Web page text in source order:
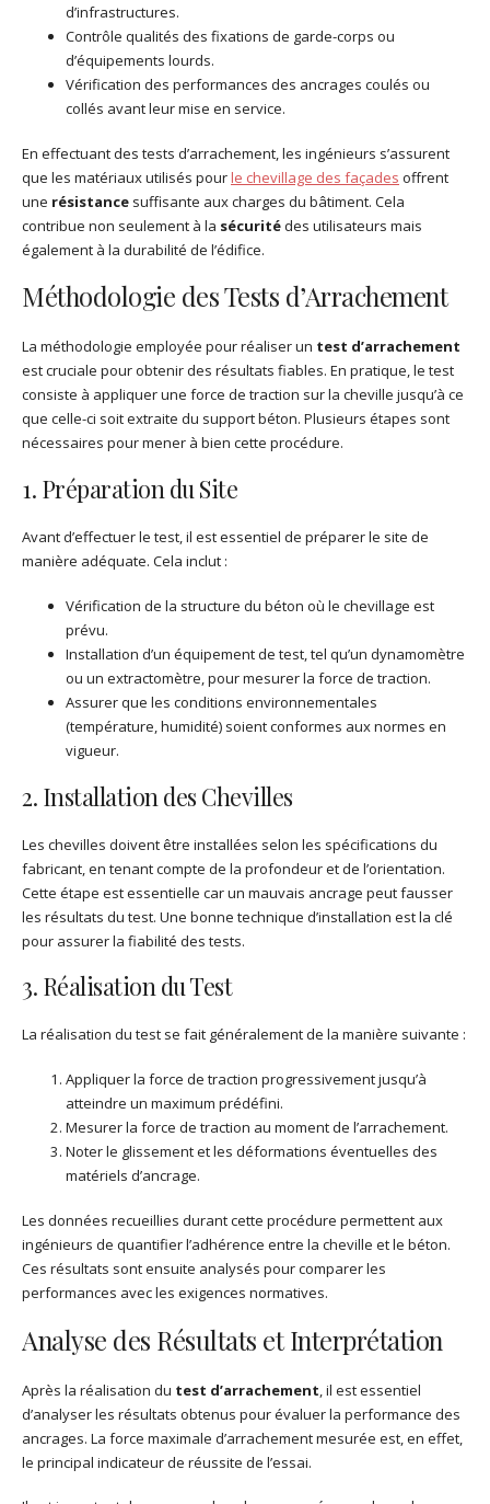
d’infrastructures.
Contrôle qualités des fixations de garde-corps ou
d’équipements lourds.
Vérification des performances des ancrages coulés ou
collés avant leur mise en service.
En effectuant des tests d’arrachement, les ingénieurs s’assurent
que les matériaux utilisés pourle chevillage des façades offrent
une résistance suffisante aux charges du bâtiment. Cela
contribue non seulement à la sécuritédes utilisateurs mais
également à la durabilité de l’édifice.
Méthodologie des Tests d’Arrachement
La méthodologie employée pour réaliser un test d’arrachement
est cruciale pour obtenir des résultats fiables. En pratique, le test
consiste à appliquer une force de traction sur la cheville jusqu’à ce
que celle-ci soit extraite du support béton. Plusieurs étapes sont
nécessaires pour mener à bien cette procédure.
1. Préparation du Site
Avant d’effectuer le test, il est essentiel de préparer le site de
manière adéquate. Cela inclut :
Vérification de la structure du béton où le chevillage est
prévu.
Installation d’un équipement de test, tel qu’un dynamomètre
ou un extractomètre, pour mesurer la force de traction.
Assurer que les conditions environnementales
(température, humidité) soient conformes aux normes en
vigueur.
2. Installation des Chevilles
Les chevilles doivent être installées selon les spécifications du
fabricant, en tenant compte de la profondeur et de l’orientation.
Cette étape est essentielle car un mauvais ancrage peut fausser
les résultats du test. Une bonne technique d’installation est la clé
pour assurer la fiabilité des tests.
3. Réalisation du Test
La réalisation du test se fait généralement de la manière suivante :
Appliquer la force de traction progressivement jusqu’à
atteindre un maximum prédéfini.
Mesurer la force de traction au moment de l’arrachement.
Noter le glissement et les déformations éventuelles des
matériels d’ancrage.
Les données recueillies durant cette procédure permettent aux
ingénieurs de quantifier l’adhérence entre la cheville et le béton.
Ces résultats sont ensuite analysés pour comparer les
performances avec les exigences normatives.
Analyse des Résultats et Interprétation
Après la réalisation du test d’arrachement, il est essentiel
d’analyser les résultats obtenus pour évaluer la performance des
ancrages. La force maximale d’arrachement mesurée est, en effet,
le principal indicateur de réussite de l’essai.